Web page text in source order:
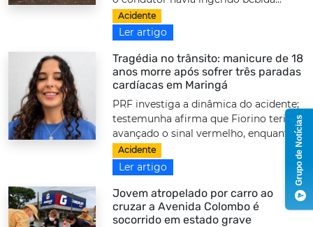
Acidente
Ler artigo
Tragédia no trânsito: manicure de 18
anos morre após sofrer três paradas
cardíacas em Maringá
PRF investiga a dinâmica do acidente;
testemunha afirma que Fiorino teria
avançado o sinal vermelho, enquanto...
Acidente
Ler artigo
Jovem atropelado por carro ao
cruzar a Avenida Colombo é
socorrido em estado grave
Grupo de Notícias